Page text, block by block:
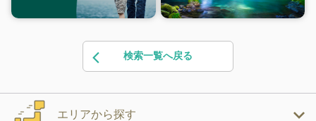
検索一覧へ戻る
エリアから探す